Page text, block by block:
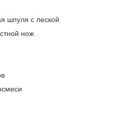
шпуля с леской
нож